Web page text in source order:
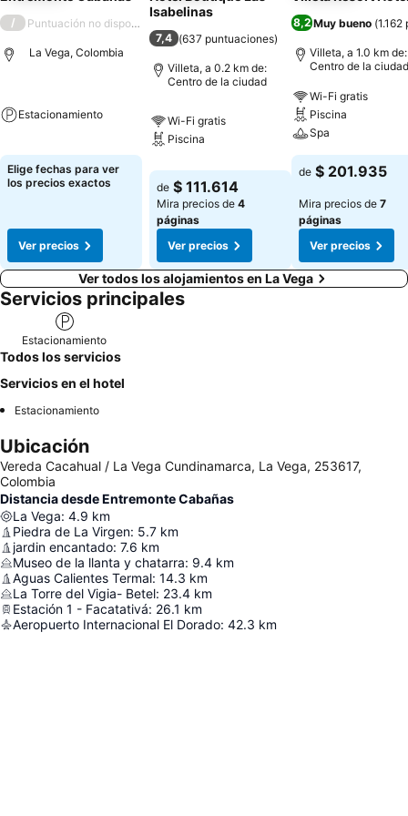
/ Puntuación no disponible
La Vega, Colombia
Estacionamiento
Elige fechas para ver
los precios exactos
Ver precios
Isabelinas
7,4 (637 puntuaciones)
Villeta, a 0.2 km de:
Centro de la ciudad
Wi-Fi gratis
Piscina
de $ 111.614
Mira precios de 4
páginas
Ver precios
8,2Muy bueno (1.162
Villeta, a 1.0 km de:
Centro de la ciudad
Wi-Fi gratis
Piscina
Spa
de $ 201.935
Mira precios de 7
páginas
Ver precios
Ver todos los alojamientos en La Vega
Servicios principales
Estacionamiento
Todos los servicios
Servicios en el hotel
Estacionamiento
Ubicación
Vereda Cacahual / La Vega Cundinamarca, La Vega, 253617,
Colombia
Distancia desde Entremonte Cabañas
La Vega: 4.9 km
Piedra de La Virgen: 5.7 km
jardin encantado: 7.6 km
Museo de la llanta y chatarra: 9.4 km
Aguas Calientes Termal: 14.3 km
La Torre del Vigia- Betel: 23.4 km
Estación 1 - Facatativá: 26.1 km
Aeropuerto Internacional El Dorado: 42.3 km